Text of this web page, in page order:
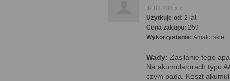
IP 83.238.x.x
Użytkuje od: 2 lat
Cena zakupu: 259
Wykorzystanie: Amatorskie
Wady: Zasilanie tego
Na akumulatorach typu
czym pada. Koszt